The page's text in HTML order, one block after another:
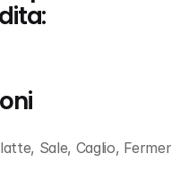
Sale, Caglio,